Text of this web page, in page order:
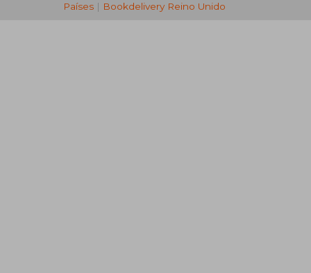
Países | Bookdelivery Reino Unido